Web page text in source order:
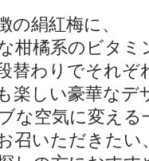
の絹紅梅に、
柑橘系のビタミ
替わりでそれぞ
楽しい豪華なデ
な空気に変える
召いただきたい、